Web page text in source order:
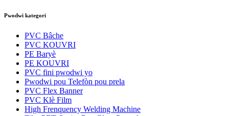
Pwodwi kategori
PVC Bâche
PVC KOUVRI
PE Baryè
PE KOUVRI
PVC fini pwodwi yo
Pwodwi pou Telefòn pou prela
PVC Flex Banner
PVC Klè Film
High Frenquency Welding Machine